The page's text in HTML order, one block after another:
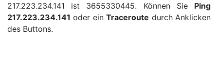
217.223.234.141 ist 3655330445. Können Sie Ping
217.223.234.141 oder einTraceroute durch Anklicken
des Buttons.